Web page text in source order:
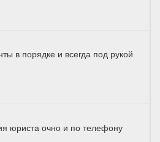
в порядке и всегда под рукой
юриста очно и по телефону